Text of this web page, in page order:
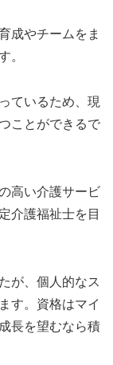
成やチームをま
。
ているため、現
ことができるで
高い介護サービ
介護福祉士を目
が、個人的なス
す。資格はマイ
長を望むなら積